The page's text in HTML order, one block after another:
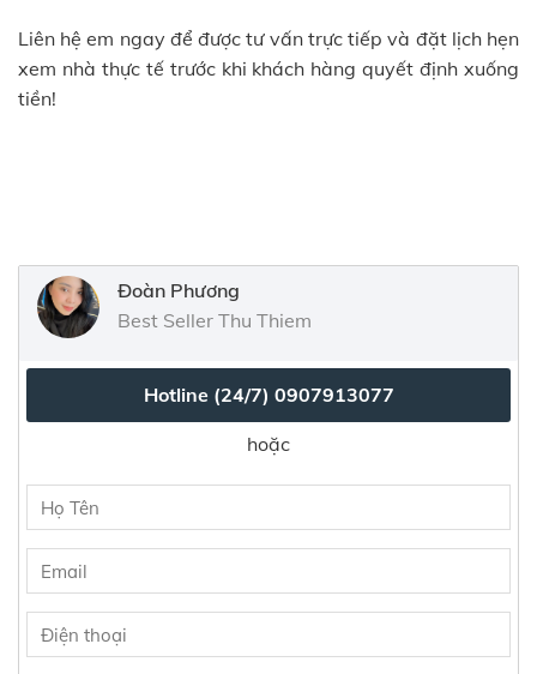
Liên hệ em ngay để được tư vấn trực tiếp và đặt lịch hẹn
xem nhà thực tế trước khi khách hàng quyết định xuống
tiền!
Đoàn Phương
Best Seller Thu Thiem
Hotline (24/7) 0907913077
hoặc